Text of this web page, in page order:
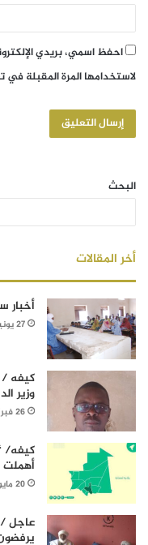
احفظ اسمي، بريدي
لاستخدامها المرة المقبلة
البحث
أخر المقالات
أخبار
27 يونيو، 2020
كيفه /
وزير
26 فبراير، 2021
كيفه/
أهملت
20 مايو، 2022
عاجل /